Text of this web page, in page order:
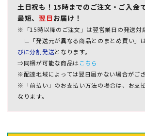
土日祝も！15時までのご注文・ご入金
最短、翌日 お届け！
※「15時以降のご注文」は翌営業日の発送対
∟「発送元が異なる商品とのまとめ買い」
びに分割発送となります。
⇒同梱が可能な商品はこちら
※配達地域によっては翌日届かない場合がござ
※「前払い」のお支払い方法の場合は、お支
なります。